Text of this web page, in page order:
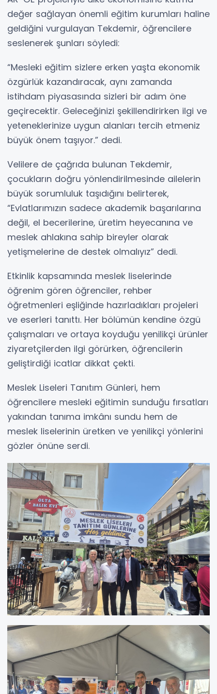
değer sağlayan önemli eğitim kurumları haline
geldiğini vurgulayan Tekdemir, öğrencilere
seslenerek şunları söyledi:
“Mesleki eğitim sizlere erken yaşta ekonomik
özgürlük kazandıracak, aynı zamanda
istihdam piyasasında sizleri bir adım öne
geçirecektir. Geleceğinizi şekillendirirken ilgi ve
yeteneklerinize uygun alanları tercih etmeniz
büyük önem taşıyor.” dedi.
Velilere de çağrıda bulunan Tekdemir,
çocukların doğru yönlendirilmesinde ailelerin
büyük sorumluluk taşıdığını belirterek,
“Evlatlarımızın sadece akademik başarılarına
değil, el becerilerine, üretim heyecanına ve
meslek ahlakına sahip bireyler olarak
yetişmelerine de destek olmalıyız” dedi.
Etkinlik kapsamında meslek liselerinde
öğrenim gören öğrenciler, rehber
öğretmenleri eşliğinde hazırladıkları projeleri
ve eserleri tanıttı. Her bölümün kendine özgü
çalışmaları ve ortaya koyduğu yenilikçi ürünler
ziyaretçilerden ilgi görürken, öğrencilerin
geliştirdiği icatlar dikkat çekti.
Meslek Liseleri Tanıtım Günleri, hem
öğrencilere mesleki eğitimin sunduğu fırsatları
yakından tanıma imkânı sundu hem de
meslek liselerinin üretken ve yenilikçi yönlerini
gözler önüne serdi.